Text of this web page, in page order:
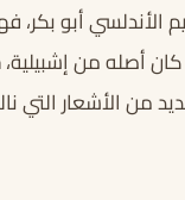
الأندلسي أبو
أصله من
من الأشعار التي